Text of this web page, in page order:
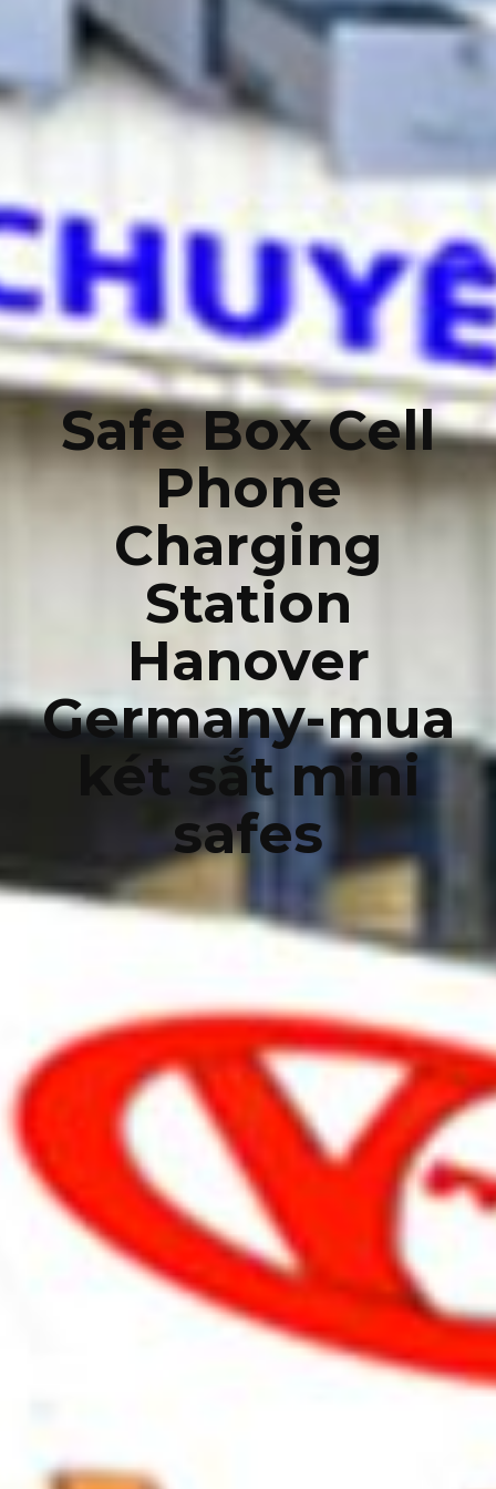
Safe Box Cell
Phone
Charging
Station
Hanover
Germany-mua
két sắt mini
safes